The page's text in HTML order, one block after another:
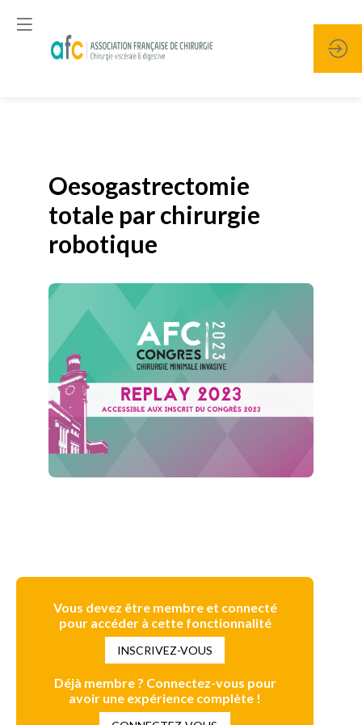
Oesogastrectomie
totale par chirurgie
robotique
Vous devez être membre et connecté
pour accéder à cette fonctionnalité
INSCRIVEZ-VOUS
Déjà membre ? Connectez-vous pour
avoir une expérience complète !